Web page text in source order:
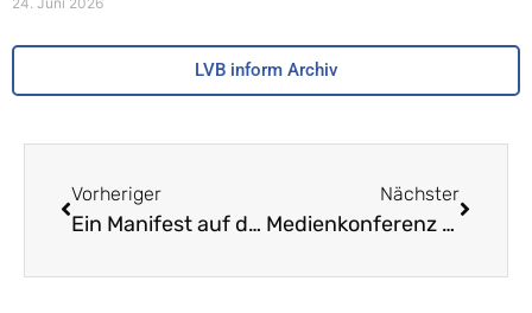
LVB inform Archiv
Vorheriger
Ein Manifest auf dem Prüfstand • Fachleute, echte und eingebildete, äussern sich zur Schule
Nächster
Medienkonferenz «Wendepunkt Bildung – Mut zur Kurskorrektur!» • Das Verschwinden der Lehrer – ein Stück in vier Akten